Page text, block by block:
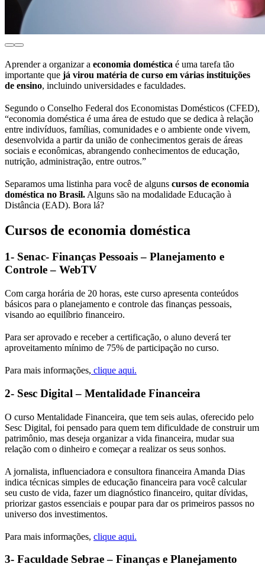
Aprender a organizar a economia doméstica é uma tarefa tão
importante que já virou matéria de curso em várias instituições
de ensino, incluindo universidades e faculdades.
Segundo o Conselho Federal dos Economistas Domésticos (CFED),
“economia doméstica é uma área de estudo que se dedica à relação
entre indivíduos, famílias, comunidades e o ambiente onde vivem,
desenvolvida a partir da união de conhecimentos gerais de áreas
sociais e econômicas, abrangendo conhecimentos de educação,
nutrição, administração, entre outros.”
Separamos uma listinha para você de alguns cursos de economia
doméstica no Brasil. Alguns são na modalidade Educação à
Distância (EAD). Bora lá?
Cursos de economia doméstica
1- Senac- Finanças Pessoais – Planejamento e
Controle – WebTV
Com carga horária de 20 horas, este curso apresenta conteúdos
básicos para o planejamento e controle das finanças pessoais,
visando ao equilíbrio financeiro.
Para ser aprovado e receber a certificação, o aluno deverá ter
aproveitamento mínimo de 75% de participação no curso.
Para mais informações, clique aqui.
2- Sesc Digital – Mentalidade Financeira
O curso Mentalidade Financeira, que tem seis aulas, oferecido pelo
Sesc Digital, foi pensado para quem tem dificuldade de construir um
patrimônio, mas deseja organizar a vida financeira, mudar sua
relação com o dinheiro e começar a realizar os seus sonhos.
A jornalista, influenciadora e consultora financeira Amanda Dias
indica técnicas simples de educação financeira para você calcular
seu custo de vida, fazer um diagnóstico financeiro, quitar dívidas,
priorizar gastos essenciais e poupar para dar os primeiros passos no
universo dos investimentos.
Para mais informações, clique aqui.
3- Faculdade Sebrae – Finanças e Planejamento